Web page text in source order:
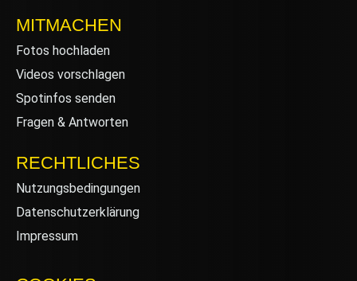
MITMACHEN
Fotos hochladen
Videos vorschlagen
Spotinfos senden
Fragen & Antworten
RECHTLICHES
Nutzungsbedingungen
Datenschutzerklärung
Impressum